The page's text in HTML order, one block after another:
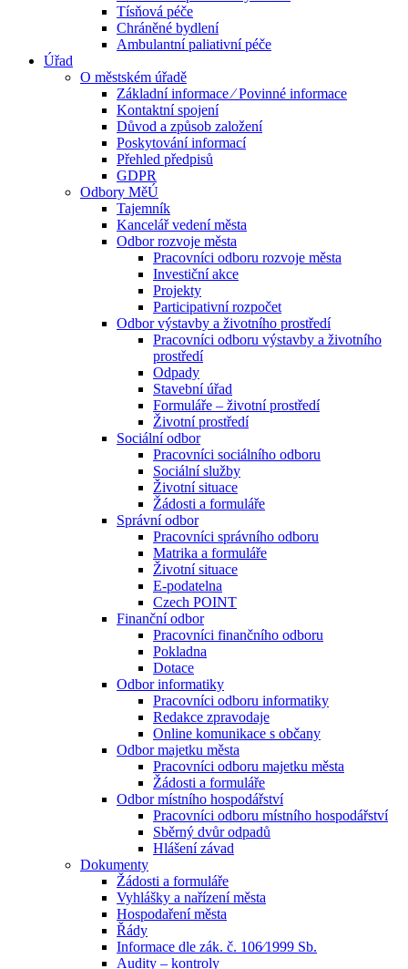
Tísňová péče
Chráněné bydlení
Ambulantní paliativní péče
Úřad
O městském úřadě
Základní informace ⁄ Povinné informace
Kontaktní spojení
Důvod a způsob založení
Poskytování informací
Přehled předpisů
GDPR
Odbory MěÚ
Tajemník
Kancelář vedení města
Odbor rozvoje města
Pracovníci odboru rozvoje města
Investiční akce
Projekty
Participativní rozpočet
Odbor výstavby a životního prostředí
Pracovníci odboru výstavby a životního
prostředí
Odpady
Stavební úřad
Formuláře – životní prostředí
Životní prostředí
Sociální odbor
Pracovníci sociálního odboru
Sociální služby
Životní situace
Žádosti a formuláře
Správní odbor
Pracovníci správního odboru
Matrika a formuláře
Životní situace
E-podatelna
Czech POINT
Finanční odbor
Pracovníci finančního odboru
Pokladna
Dotace
Odbor informatiky
Pracovníci odboru informatiky
Redakce zpravodaje
Online komunikace s občany
Odbor majetku města
Pracovníci odboru majetku města
Žádosti a formuláře
Odbor místního hospodářství
Pracovníci odboru místního hospodářství
Sběrný dvůr odpadů
Hlášení závad
Dokumenty
Žádosti a formuláře
Vyhlášky a nařízení města
Hospodaření města
Řády
Informace dle zák. č. 106⁄1999 Sb.
Audity – kontroly